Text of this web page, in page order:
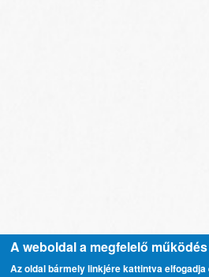
A weboldal a megfelelő
Az oldal bármely linkjére kattintva